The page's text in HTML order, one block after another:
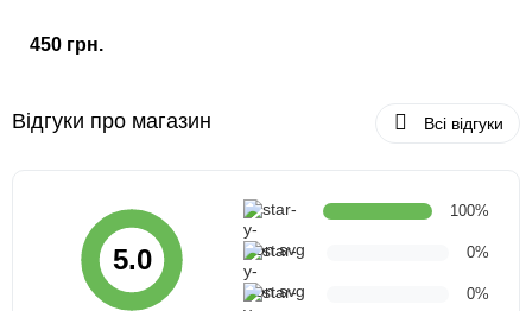
450 грн.
Відгуки про магазин Всі відгуки
5.0
100%
0%
0%